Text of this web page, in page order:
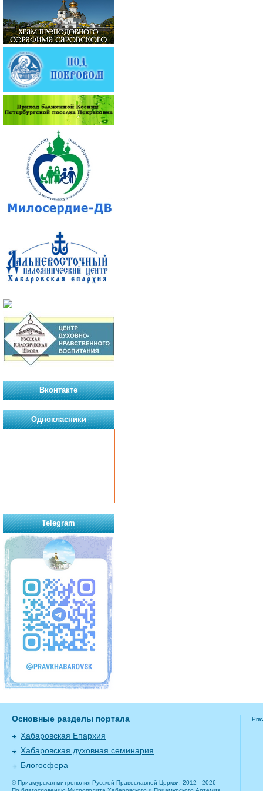
Вконтакте
Однокласники
Telegram
Основные разделы портала
Хабаровская Епархия
Хабаровская духовная семинария
Блогосфера
© Приамурская митрополия Русской Православной Церкви, 2012 - 2026